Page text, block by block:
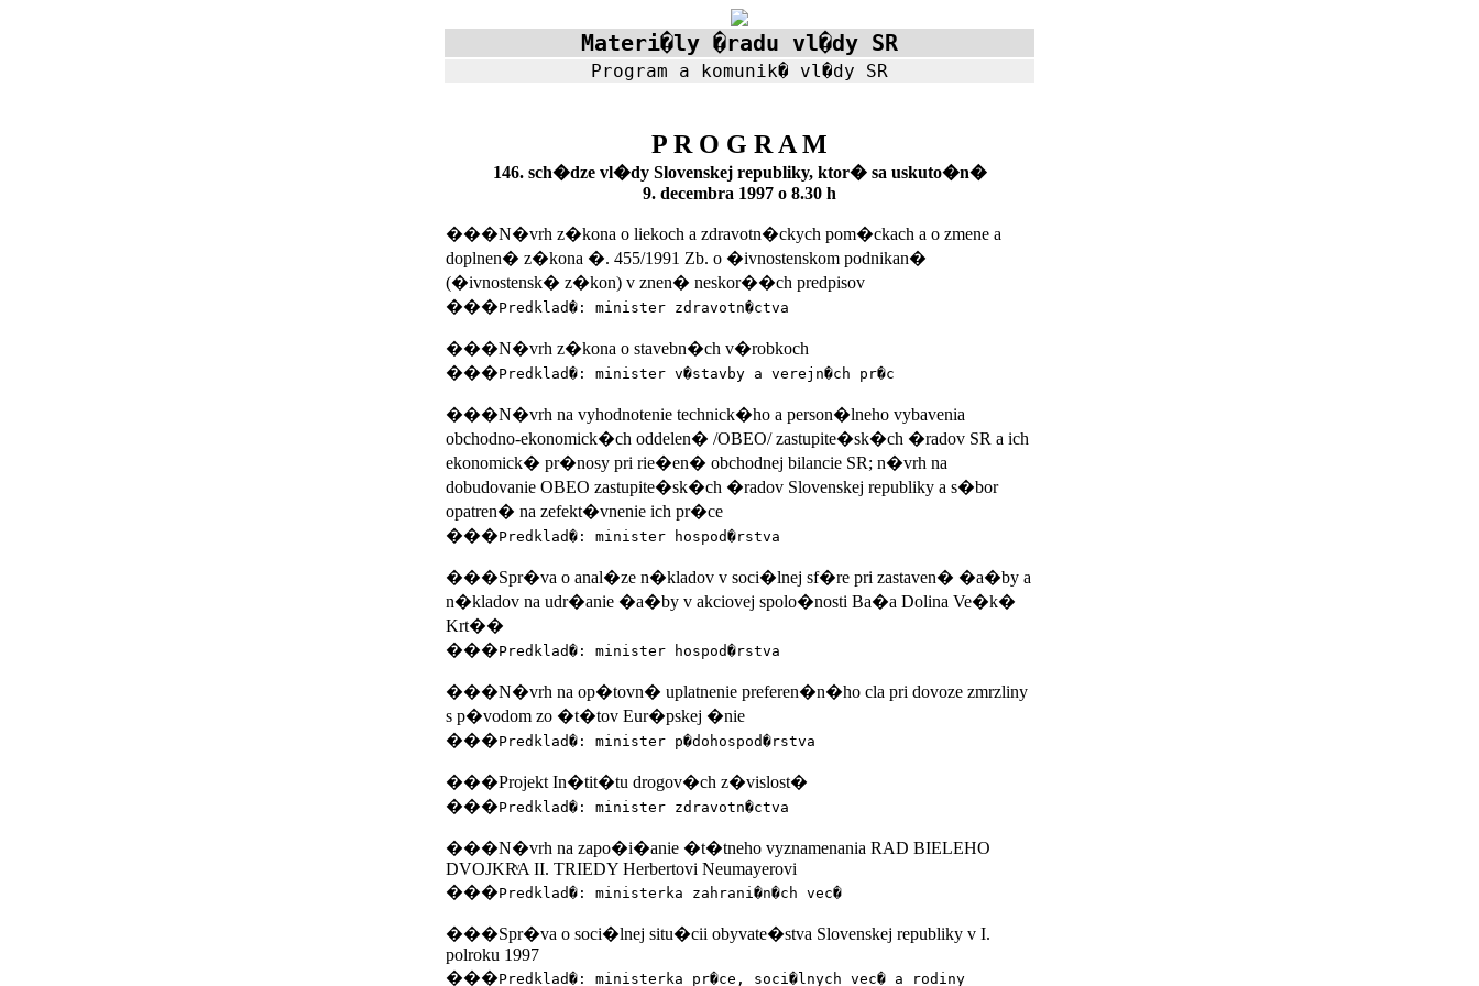
Materi�ly �radu vl�dy SR
Program a komunik� vl�dy SR
P R O G R A M
146. sch�dze vl�dy Slovenskej republiky, ktor� sa uskuto�n�
9. decembra 1997 o 8.30 h
���N�vrh z�kona o liekoch a zdravotn�ckych pom�ckach a o zmene a
doplnen� z�kona �. 455/1991 Zb. o �ivnostenskom podnikan�
(�ivnostensk� z�kon) v znen� neskor��ch predpisov
���Predklad�: minister zdravotn�ctva
���N�vrh z�kona o stavebn�ch v�robkoch
���Predklad�: minister v�stavby a verejn�ch pr�c
���N�vrh na vyhodnotenie technick�ho a person�lneho vybavenia
obchodno-ekonomick�ch oddelen� /OBEO/ zastupite�sk�ch �radov SR a ich
ekonomick� pr�nosy pri rie�en� obchodnej bilancie SR; n�vrh na
dobudovanie OBEO zastupite�sk�ch �radov Slovenskej republiky a s�bor
opatren� na zefekt�vnenie ich pr�ce
���Predklad�: minister hospod�rstva
���Spr�va o anal�ze n�kladov v soci�lnej sf�re pri zastaven� �a�by a
n�kladov na udr�anie �a�by v akciovej spolo�nosti Ba�a Dolina Ve�k�
Krt��
���Predklad�: minister hospod�rstva
���N�vrh na op�tovn� uplatnenie preferen�n�ho cla pri dovoze zmrzliny
s p�vodom zo �t�tov Eur�pskej �nie
���Predklad�: minister p�dohospod�rstva
���Projekt In�tit�tu drogov�ch z�vislost�
���Predklad�: minister zdravotn�ctva
���N�vrh na zapo�i�anie �t�tneho vyznamenania RAD BIELEHO
DVOJKRͮA II. TRIEDY Herbertovi Neumayerovi
���Predklad�: ministerka zahrani�n�ch vec�
���Spr�va o soci�lnej situ�cii obyvate�stva Slovenskej republiky v I.
polroku 1997
���Predklad�: ministerka pr�ce, soci�lnych vec� a rodiny